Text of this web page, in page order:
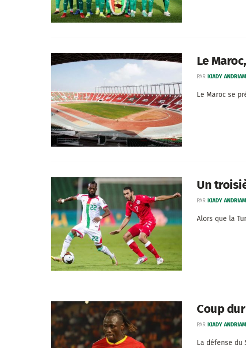
Le
PAR KIADY
Le Maroc se
Un
PAR KIADY
Alors que la
Coup
PAR KIADY
La défense